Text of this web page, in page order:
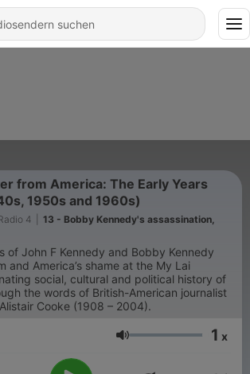
from America: The Early Years
1950s and 1960s)
4
13 - Bobby Kennedy's assassination,
of John F Kennedy and Bobby Kennedy
and America’s shame at the My Lai
social, cultural and political history of
the words of British-American journalist
Cooke (1908 – 2004).
Lautstärke 1 x